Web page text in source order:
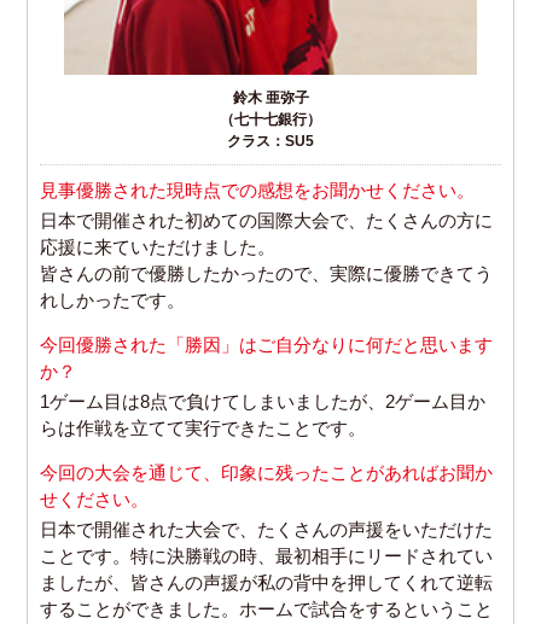
鈴木 亜弥子
（七十七銀行）
クラス：SU5
見事優勝された現時点での感想をお聞かせください。
日本で開催された初めての国際大会で、たくさんの方に
応援に来ていただけました。
皆さんの前で優勝したかったので、実際に優勝できてう
れしかったです。
今回優勝された「勝因」はご自分なりに何だと思います
か？
1ゲーム目は8点で負けてしまいましたが、2ゲーム目か
らは作戦を立てて実行できたことです。
今回の大会を通じて、印象に残ったことがあればお聞か
せください。
日本で開催された大会で、たくさんの声援をいただけた
ことです。特に決勝戦の時、最初相手にリードされてい
ましたが、皆さんの声援が私の背中を押してくれて逆転
することができました。ホームで試合をするということ